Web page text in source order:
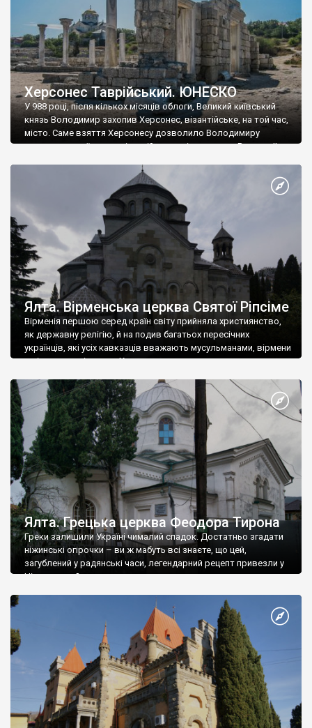
Херсонес Таврійський. ЮНЕСКО
У 988 році, після кількох місяців облоги, Великий київський
князь Володимир захопив Херсонес, візантійське, на той час,
місто. Саме взяття Херсонесу дозволило Володимиру
диктувати свої умови візантійському імператору Василю ІІ, та
Херсонесі Володимир-язичник, став Василем-християнином.
А потім було Хрещення Русі. На честь Херсонесу Таврійського
Ялта. Вірменська церква Святої Ріпсіме
Вірменія першою серед країн світу прийняла християнство,
як державну релігію, й на подив багатьох пересічних
українців, які усіх кавказців вважають мусульманами, вірмени
є відданими вірянами Христа
Ялта. Грецька церква Феодора Тирона
Греки залишили Україні чималий спадок. Достатньо згадати
ніжинські огірочки – ви ж мабуть всі знаєте, що цей,
загублений у радянські часи, легендарний рецепт привезли у
Ніжин греки?